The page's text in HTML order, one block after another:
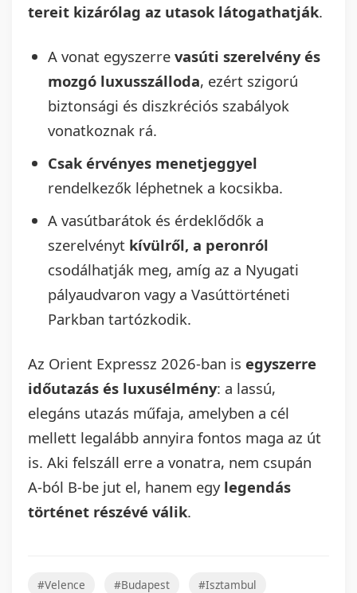
tereit kizárólag az utasok látogathatják.
A vonat egyszerre vasúti szerelvény és
mozgó luxusszálloda, ezért szigorú
biztonsági és diszkréciós szabályok
vonatkoznak rá.
Csak érvényes menetjeggyel
rendelkezők léphetnek a kocsikba.
A vasútbarátok és érdeklődők a
szerelvényt kívülről, a peronról
csodálhatják meg, amíg az a Nyugati
pályaudvaron vagy a Vasúttörténeti
Parkban tartózkodik.
Az Orient Expressz 2026-ban is egyszerre
időutazás és luxusélmény: a lassú,
elegáns utazás műfaja, amelyben a cél
mellett legalább annyira fontos maga az út
is. Aki felszáll erre a vonatra, nem csupán
A-ból B-be jut el, hanem egy legendás
történet részévé válik.
#Velence #Budapest
#Isztambul